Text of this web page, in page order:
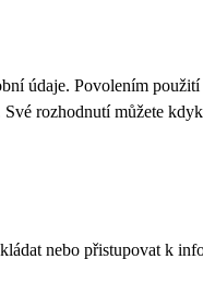
údaje. Povolením
rozhodnutí můžete
nebo přistupovat k